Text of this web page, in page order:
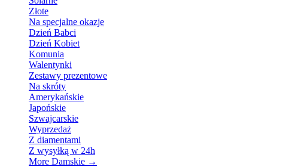
Złote
Na specjalne okazje
Dzień Babci
Dzień Kobiet
Komunia
Walentynki
Zestawy prezentowe
Na skróty
Amerykańskie
Japońskie
Szwajcarskie
Wyprzedaż
Z diamentami
Z wysyłką w 24h
More Damskie →